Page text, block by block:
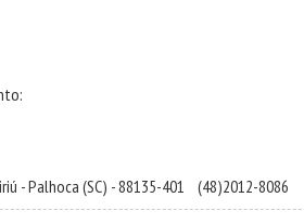
-Palhoca (SC) - 88135-401 (48)2012-8086